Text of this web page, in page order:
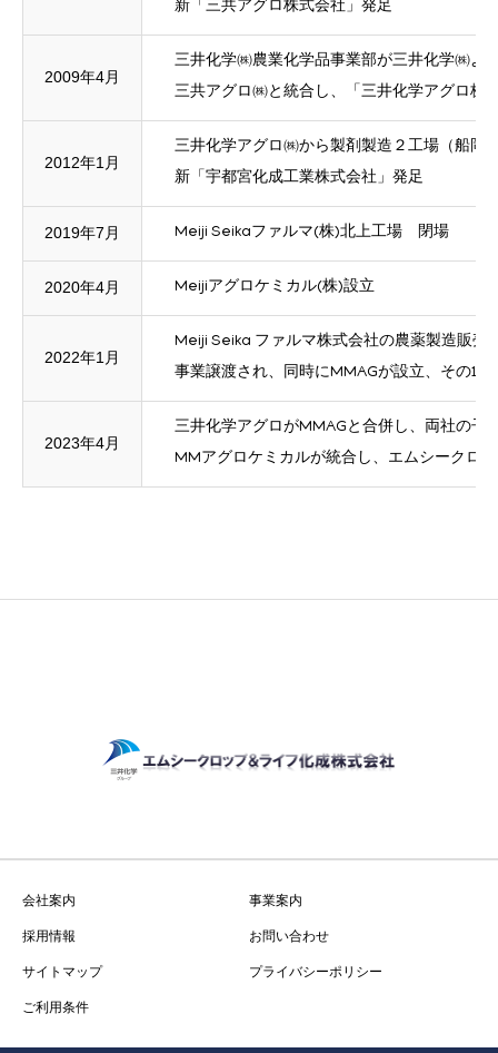
新「三共アグロ株式会社」発足
2009年4月
三井化学㈱農業化学品事業部が三井化学㈱よ
三共アグロ㈱と統合し、「三井化学アグロ株
2012年1月
三井化学アグロ㈱から製剤製造２工場（船岡
新「宇都宮化成工業株式会社」発足
2019年7月 Meiji Seikaファルマ(株)北上工場 閉場
2020年4月 Meijiアグロケミカル(株)設立
2022年1月
Meiji Seika ファルマ株式会社の農薬製造販売
事業譲渡され、同時にMMAGが設立、その
2023年4月
三井化学アグロがMMAGと合併し、両社の子
MMアグロケミカルが統合し、エムシークロ
会社案内 事業案内
採用情報 お問い合わせ
サイトマップ プライバシーポリシー
ご利用条件